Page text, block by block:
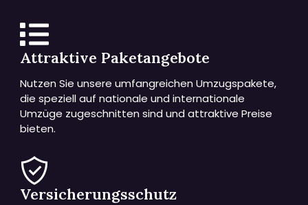
Attraktive Paketangebote
Nutzen Sie unsere umfangreichen Umzugspakete,
die speziell auf nationale und internationale
Umzüge zugeschnitten sind und attraktive Preise
bieten.
Versicherungsschutz